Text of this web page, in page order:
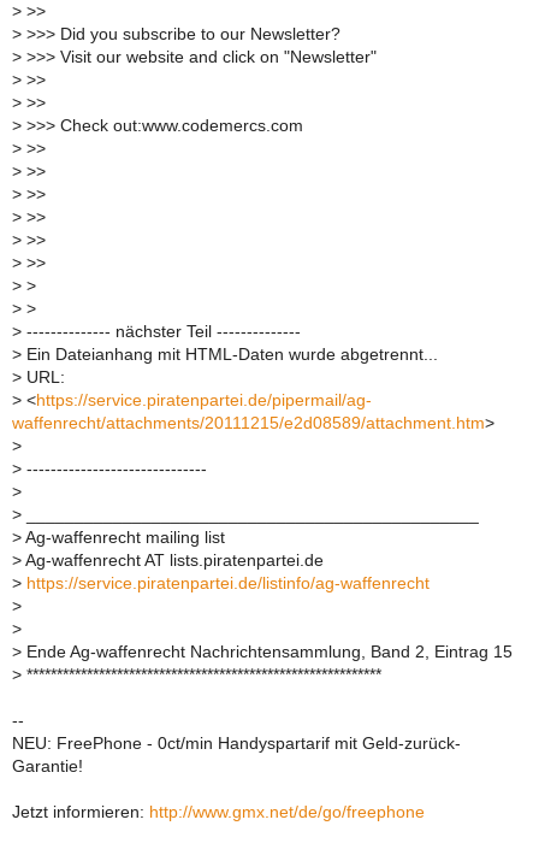
> >>
> >>> Did you subscribe to our Newsletter?
> >>> Visit our website and click on "Newsletter"
> >>
> >>
> >>> Check out:www.codemercs.com
> >>
> >>
> >>
> >>
> >>
> >>
> >
> >
> -------------- nächster Teil --------------
> Ein Dateianhang mit HTML-Daten wurde abgetrennt...
> URL:
> <https://service.piratenpartei.de/pipermail/ag-
waffenrecht/attachments/20111215/e2d08589/attachment.htm>
>
> ------------------------------
>
>
> Ag-waffenrecht mailing list
> Ag-waffenrecht AT lists.piratenpartei.de
> https://service.piratenpartei.de/listinfo/ag-waffenrecht
>
>
> Ende Ag-waffenrecht Nachrichtensammlung, Band 2, Eintrag 15
> ***********************************************************
--
NEU: FreePhone - 0ct/min Handyspartarif mit Geld-zurück-
Garantie!
Jetzt informieren: http://www.gmx.net/de/go/freephone